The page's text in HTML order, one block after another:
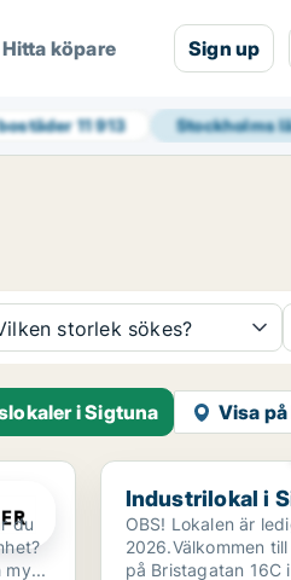
Hitta köpare Sign up
11 913 Stockholms
storlek sökes?
i Sigtuna Visa
du
my...
Industrilokal i Sigtuna
Industrilokal i
OBS! Lokalen är
2026.Välkommen
på Bristagatan